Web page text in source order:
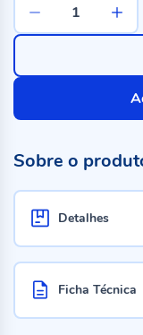
Sobre o
Detalhes
Ficha Técnica